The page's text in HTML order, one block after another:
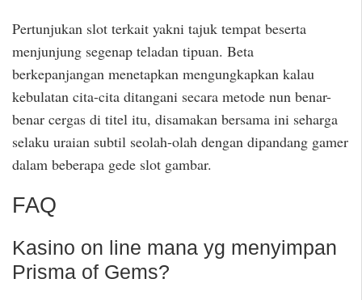
Pertunjukan slot terkait yakni tajuk tempat beserta
menjunjung segenap teladan tipuan. Beta
berkepanjangan menetapkan mengungkapkan kalau
kebulatan cita-cita ditangani secara metode nun benar-
benar cergas di titel itu, disamakan bersama ini seharga
selaku uraian subtil seolah-olah dengan dipandang gamer
dalam beberapa gede slot gambar.
FAQ
Kasino on line mana yg menyimpan
Prisma of Gems?